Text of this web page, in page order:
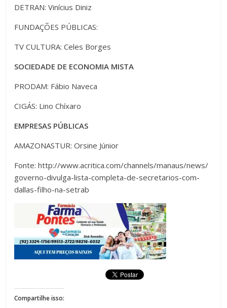
DETRAN: Vinícius Diniz
FUNDAÇÕES PÚBLICAS:
TV CULTURA: Celes Borges
SOCIEDADE DE ECONOMIA MISTA
PRODAM: Fábio Naveca
CIGÁS: Lino Chíxaro
EMPRESAS PÚBLICAS
AMAZONASTUR: Orsine Júnior
Fonte: http://www.acritica.com/channels/manaus/news/
governo-divulga-lista-completa-de-secretarios-com-
dallas-filho-na-setrab
Compartilhe isso: